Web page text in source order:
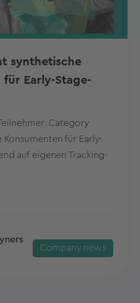
synthetische
für Early-Stage-
Category
für Early-
auf eigenen Tracking-
Company news